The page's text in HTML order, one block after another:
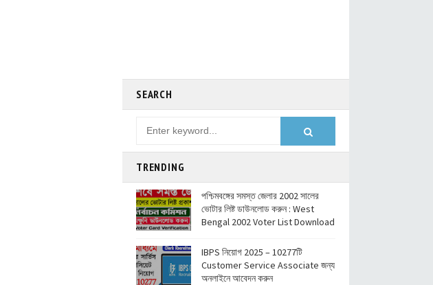
free pdf
*** গুরুত্বপূর্ণ জেনারেল নলেজ প্রশ্ন ও উত্তর ***Top
General Knowledge MCQ Question Answers for
Exams
ভারতের বিভিন্ন শহরের উপনাম (Nicknames of different
cities in India) - Download free pdf
বিভিন্ন দেশের মুদ্রার নাম ও মনে রাখার ট্রিক্স - Names of
currencies of different countries
️ভারতের জাতীয় সড়কপথ এর সম্পূর্ণ তালিকা (Free PDF) - List
of National Highways in India - @Examdisha.in
SEARCH
TRENDING
পশ্চিমবঙ্গের সমস্ত জেলার 2002 সালের
ভোটার লিষ্ট ডাউনলোড করুন : West
Bengal 2002 Voter List Download
IBPS নিয়োগ 2025 – 10277টি
Customer Service Associate জন্য
অনলাইনে আবেদন করুন